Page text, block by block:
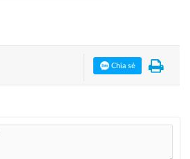
Chia sẻ